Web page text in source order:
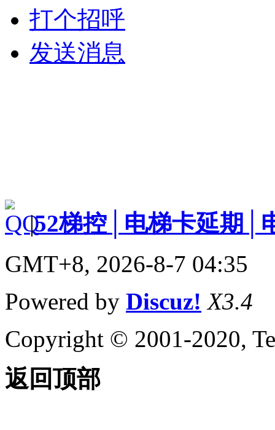
打个招呼
发送消息
|52梯控│电梯卡延期│
GMT+8, 2026-8-7 04:35
Powered by Discuz! X3.4
Copyright © 2001-2020,
返回顶部